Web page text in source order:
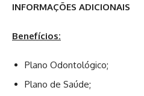
INFORMAÇÕES ADICIONAIS
Benefícios:
Plano Odontológico;
Plano de Saúde;